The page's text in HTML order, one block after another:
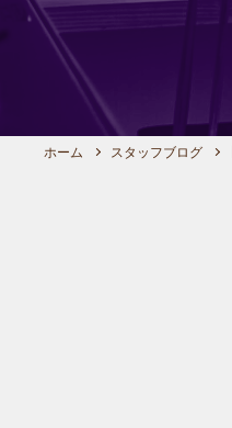
ホーム スタッフブログ